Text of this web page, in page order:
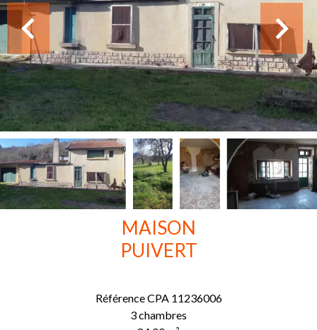
MAISON
PUIVERT
RéférenceCPA 11236006
3 chambres